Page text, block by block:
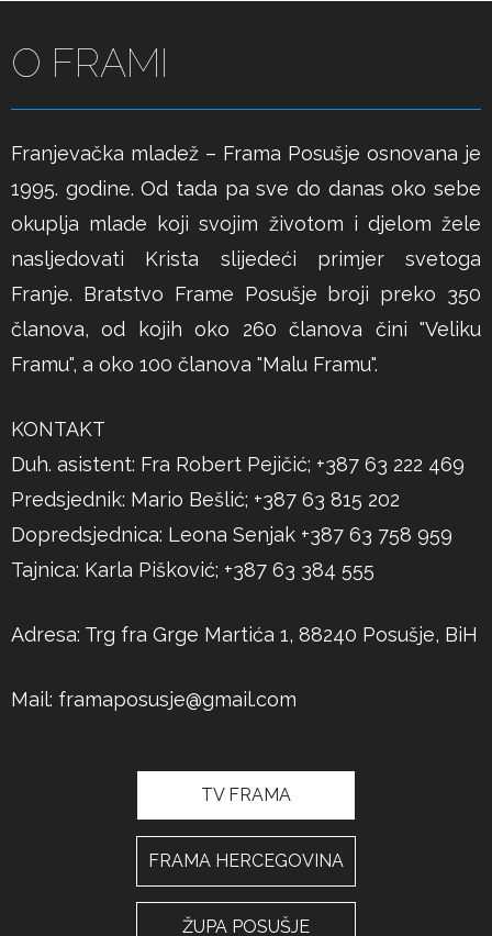
O FRAMI
Franjevačka mladež – Frama Posušje osnovana je
1995. godine. Od tada pa sve do danas oko sebe
okuplja mlade koji svojim životom i djelom žele
nasljedovati Krista slijedeći primjer svetoga
Franje. Bratstvo Frame Posušje broji preko 350
članova, od kojih oko 260 članova čini "Veliku
Framu", a oko 100 članova "Malu Framu".
KONTAKT
Duh. asistent: Fra Robert Pejičić; +387 63 222 469
Predsjednik: Mario Bešlić; +387 63 815 202
Dopredsjednica: Leona Senjak +387 63 758 959
Tajnica: Karla Pišković; +387 63 384 555
Adresa: Trg fra Grge Martića 1, 88240 Posušje, BiH
Mail: framaposusje@gmail.com
TV FRAMA
FRAMA HERCEGOVINA
ŽUPA POSUŠJE